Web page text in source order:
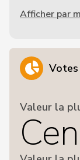
Afficher par
Valeur la